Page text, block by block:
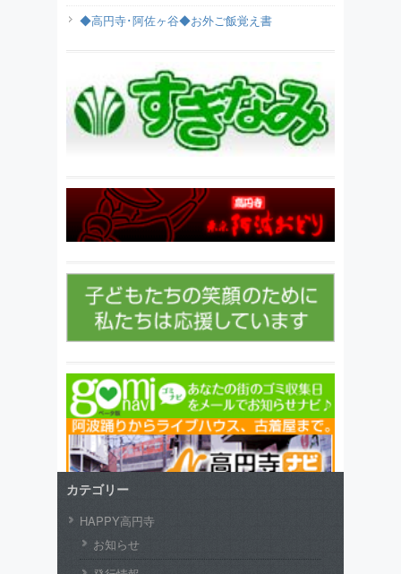
◆高円寺･阿佐ヶ谷◆お外ご飯覚え書
カテゴリー
HAPPY高円寺
お知らせ